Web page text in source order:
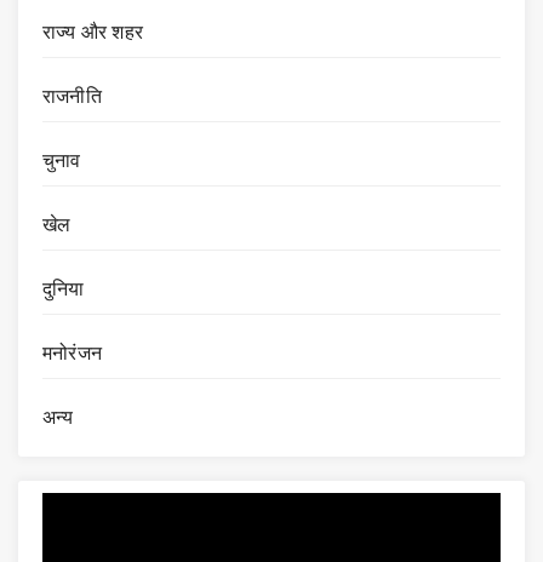
राज्य और शहर
राजनीति
चुनाव
खेल
दुनिया
मनोरंजन
अन्य